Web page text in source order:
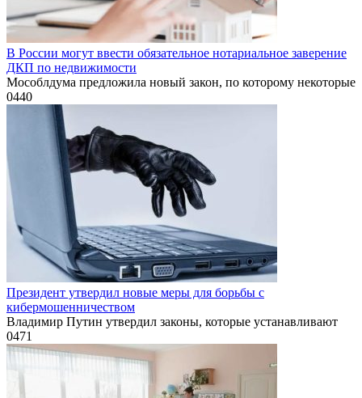
В России могут ввести обязательное нотариальное заверение
ДКП по недвижимости
Мособлдума предложила новый закон, по которому некоторые
0440
Президент утвердил новые меры для борьбы с
кибермошенничеством
Владимир Путин утвердил законы, которые устанавливают
0471